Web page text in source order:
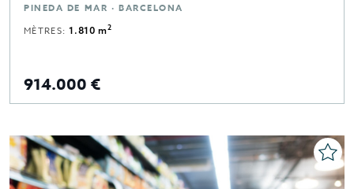
PINEDA DE MAR · BARCELONA
MÈTRES:1.810 m2
914.000 €